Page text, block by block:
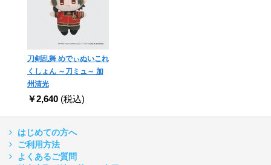
刀剣乱舞 めでぃぬいこれ
くしょん ～刀ミュ～ 加
州清光
￥2,640 (税込)
はじめての方へ
ご利用方法
よくあるご質問